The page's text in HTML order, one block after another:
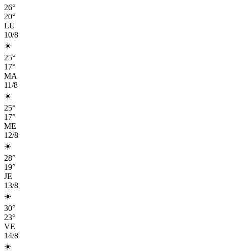
26°
20°
LU
10/8
☀️
25°
17°
MA
11/8
☀️
25°
17°
ME
12/8
☀️
28°
19°
JE
13/8
☀️
30°
23°
VE
14/8
☀️